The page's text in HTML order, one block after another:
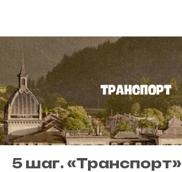
5 шаг. «Транспорт»